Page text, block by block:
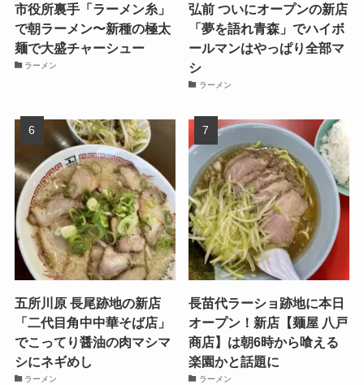
市役所裏手「ラーメン糸」
で朝ラーメン〜新種の極太
麺で大盛チャーシュー
ラーメン
弘前 ついにオープンの新店
「夢を語れ青森」でハイボ
ールマンはやっぱり全部マ
シ
ラーメン
五所川原 長尾跡地の新店
「二代目角中中華そば店」
でこってり醤油の肉マシマ
シにネギめし
ラーメン
長苗代ラーショ跡地に本日
オープン！新店【麺屋 八戸
商店】は朝6時から喰える
楽園かと話題に
ラーメン